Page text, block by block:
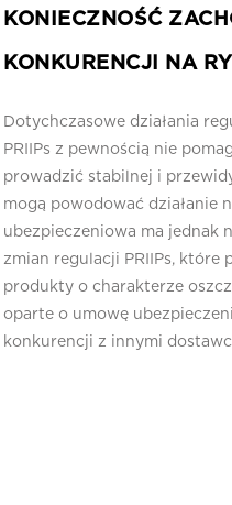
KONIECZNOŚĆ
KONKURENCJI NA
Dotychczasowe działania
PRIIPs z pewnością nie
prowadzić stabilnej i
mogą powodować działanie
ubezpieczeniowa ma jednak
zmian regulacji PRIIPs, które
produkty o charakterze
oparte o umowę
konkurencji z innymi